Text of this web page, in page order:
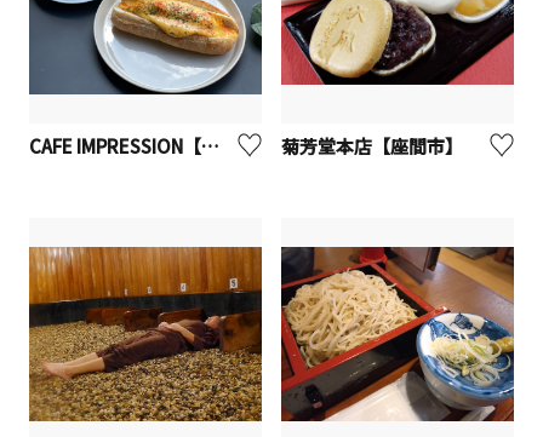
CAFE IMPRESSION【座間市】 菊芳堂本店【座間市】